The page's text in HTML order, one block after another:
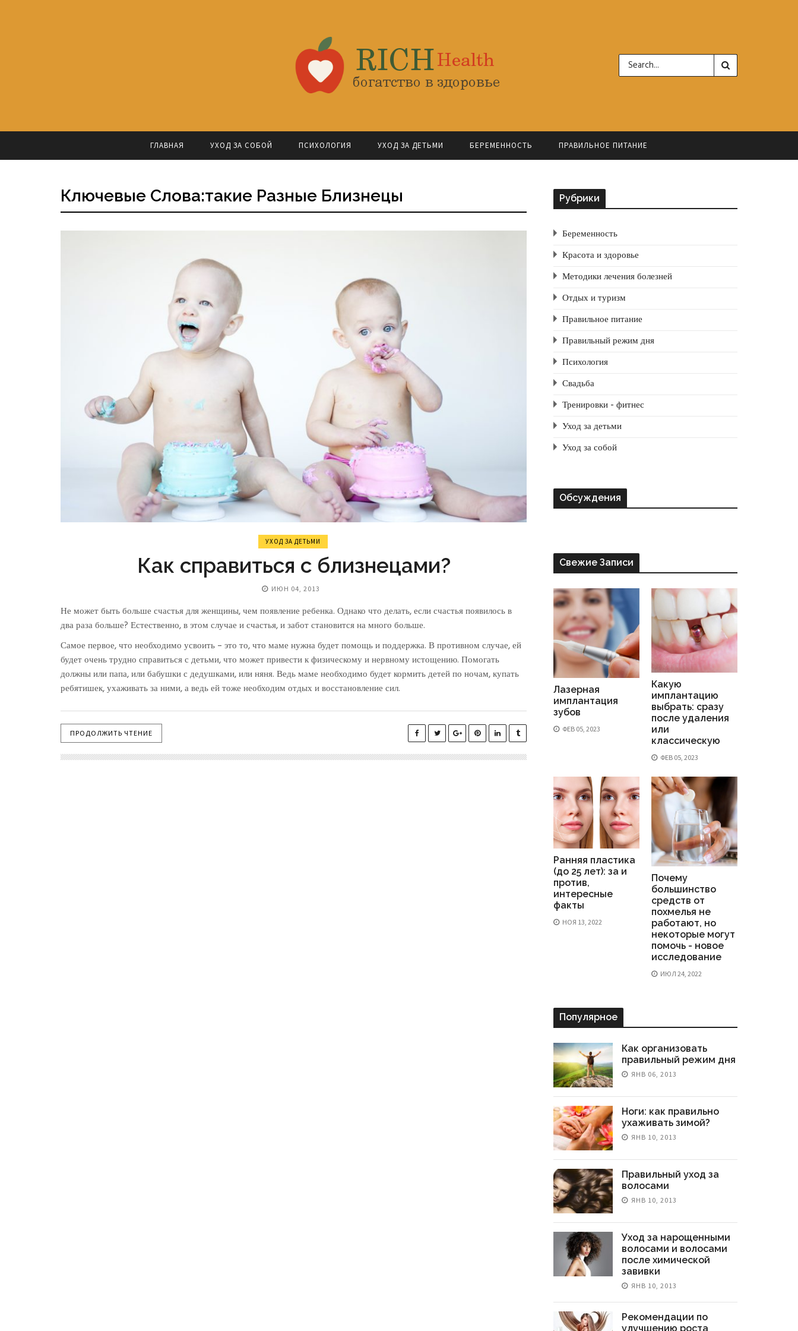
ГЛАВНАЯ УХОД ЗА СОБОЙ ПСИХОЛОГИЯ УХОД ЗА ДЕТЬМИ БЕРЕМЕННОСТЬ ПРАВИЛЬНОЕ ПИТАНИЕ
Ключевые Слова:такие Разные Близнецы
УХОД ЗА ДЕТЬМИ
Как справиться с близнецами?
ИЮН 04, 2013
Не может быть больше счастья для женщины, чем появление ребенка. Однако что делать, если счастья появилось в
два раза больше? Естественно, в этом случае и счастья, и забот становится на много больше.
Самое первое, что необходимо усвоить – это то, что маме нужна будет помощь и поддержка. В противном случае, ей
будет очень трудно справиться с детьми, что может привести к физическому и нервному истощению. Помогать
должны или папа, или бабушки с дедушками, или няня. Ведь маме необходимо будет кормить детей по ночам, купать
ребятишек, ухаживать за ними, а ведь ей тоже необходим отдых и восстановление сил.
ПРОДОЛЖИТЬ ЧТЕНИЕ
Рубрики
Беременность
Красота и здоровье
Методики лечения болезней
Отдых и туризм
Правильное питание
Правильный режим дня
Психология
Свадьба
Тренировки - фитнес
Уход за детьми
Уход за собой
Обсуждения
Свежие Записи
Лазерная
имплантация
зубов
ФЕВ 05, 2023
Какую
имплантацию
выбрать: сразу
после удаления
или
классическую
ФЕВ 05, 2023
Ранняя пластика
(до 25 лет): за и
против,
интересные
факты
НОЯ 13, 2022
Почему
большинство
средств от
похмелья не
работают, но
некоторые могут
помочь - новое
исследование
ИЮЛ 24, 2022
Популярное
Как организовать
правильный режим дня
ЯНВ 06, 2013
Ноги: как правильно
ухаживать зимой?
ЯНВ 10, 2013
Правильный уход за
волосами
ЯНВ 10, 2013
Уход за нарощенными
волосами и волосами
после химической
завивки
ЯНВ 10, 2013
Рекомендации по
улучшению роста